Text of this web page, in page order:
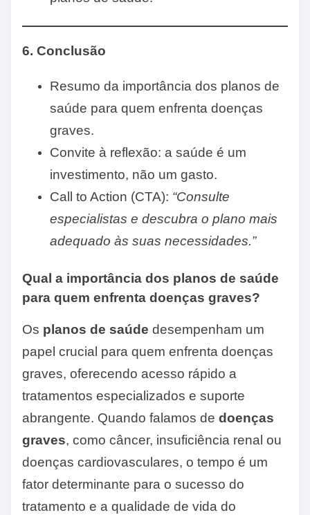
6. Conclusão
Resumo da importância dos planos de
saúde para quem enfrenta doenças
graves.
Convite à reflexão: a saúde é um
investimento, não um gasto.
Call to Action (CTA): “Consulte
especialistas e descubra o plano mais
adequado às suas necessidades.”
Qual a importância dos planos de saúde
para quem enfrenta doenças graves?
Os planos de saúde desempenham um
papel crucial para quem enfrenta doenças
graves, oferecendo acesso rápido a
tratamentos especializados e suporte
abrangente. Quando falamos de doenças
graves, como câncer, insuficiência renal ou
doenças cardiovasculares, o tempo é um
fator determinante para o sucesso do
tratamento e a qualidade de vida do